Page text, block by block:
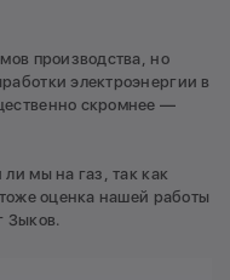
производства, но
электроэнергии в
скромнее —
мы на газ, так как
оценка нашей работы
Зыков.